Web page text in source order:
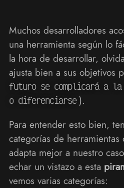
Muchos desarrolladores
una herramienta según lo
la hora de desarrollar,
ajusta bien a sus objetivos
futuro se complicará a
o diferenciarse ).
Para entender esto bien,
categorías de herramientas
adapta mejor a nuestro
echar un vistazo a esta
vemos varias categorías: